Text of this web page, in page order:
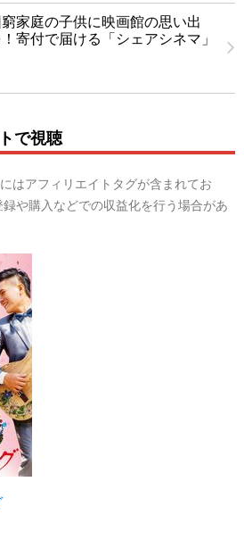
家庭の子供に映画館の思い出
寄付で届ける「シェアシネマ」
で視聴
はアフィリエイトタグが含まれてお
や購入などでの収益化を行う場合があ